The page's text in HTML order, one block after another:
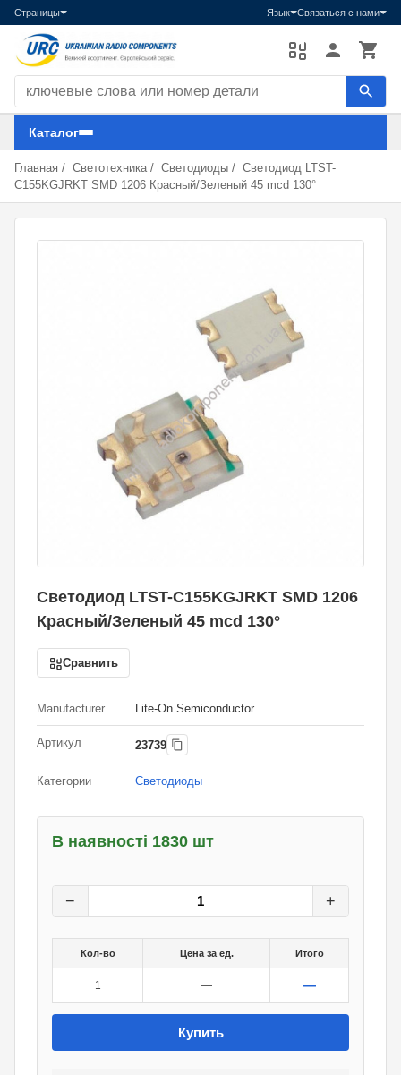
Страницы Язык Связаться с нами
Каталог
Главная / Светотехника / Светодиоды / Светодиод LTST-
C155KGJRKT SMD 1206 Красный/Зеленый 45 mcd 130°
Светодиод LTST-C155KGJRKT SMD 1206
Красный/Зеленый 45 mcd 130°
Сравнить
Manufacturer Lite-On Semiconductor
Артикул 23739
Категории Светодиоды
В наявності 1830 шт
− +
Кол-во Цена за ед. Итого
1 — —
Купить